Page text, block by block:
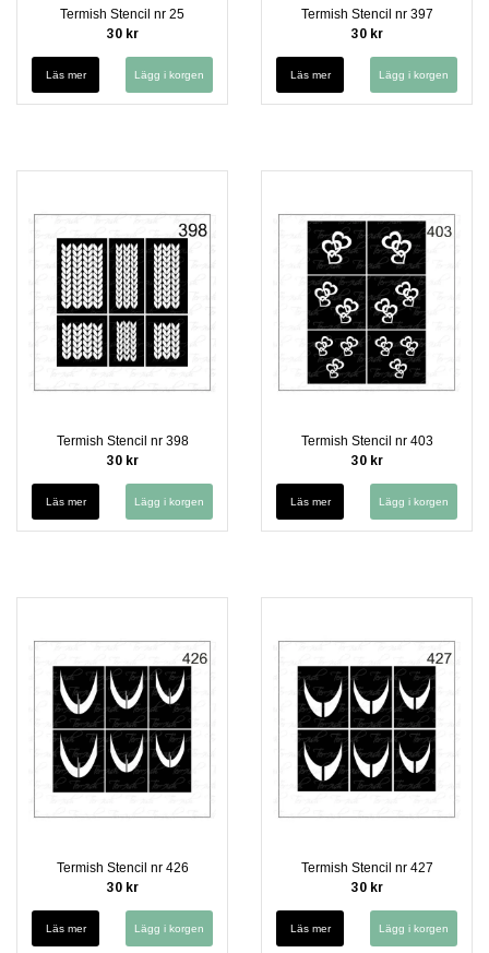
Termish Stencil nr 25
30 kr
Läs mer
Termish Stencil nr 397
30 kr
Läs mer
Termish Stencil nr 398
30 kr
Läs mer
Termish Stencil nr 403
30 kr
Läs mer
Termish Stencil nr 426
30 kr
Läs mer
Termish Stencil nr 427
30 kr
Läs mer